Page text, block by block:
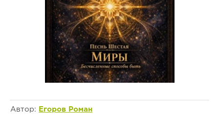
Автор: Егоров Роман